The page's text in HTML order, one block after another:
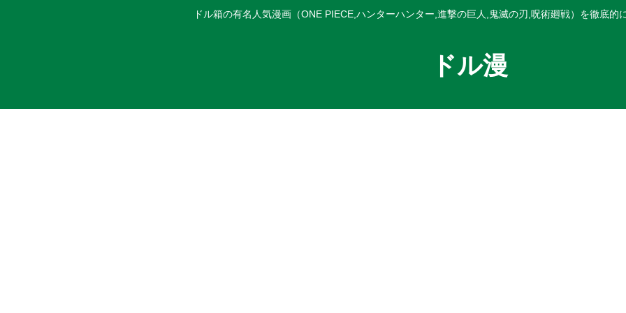
ドル箱の有名人気漫画（ONE PIECE,ハンターハンター,進撃の巨人,鬼滅の刃,呪術廻戦）を徹底的
ドル漫